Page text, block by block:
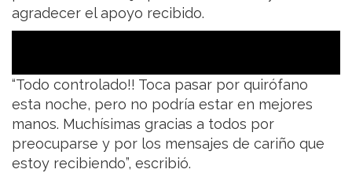
agradecer el apoyo recibido.
“Todo controlado!! Toca pasar por quirófano
esta noche, pero no podría estar en mejores
manos. Muchísimas gracias a todos por
preocuparse y por los mensajes de cariño que
estoy recibiendo”, escribió.